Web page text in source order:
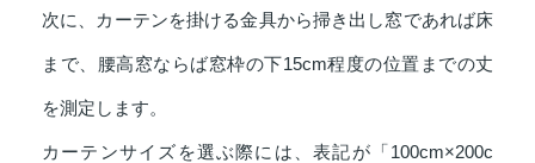
次に、カーテンを掛ける金具から掃き出し窓であれば床
まで、腰高窓ならば窓枠の下15cm程度の位置までの丈
を測定します。
カーテンサイズを選ぶ際には、表記が「100cm×200c